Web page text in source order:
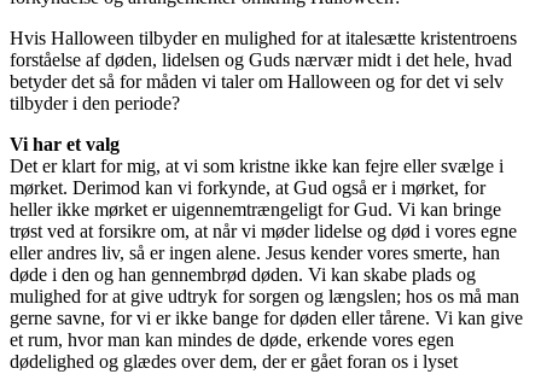
Hvis Halloween tilbyder en mulighed for at italesætte kristentroens
forståelse af døden, lidelsen og Guds nærvær midt i det hele, hvad
betyder det så for måden vi taler om Halloween og for det vi selv
tilbyder i den periode?
Vi har et valg
Det er klart for mig, at vi som kristne ikke kan fejre eller svælge i
mørket. Derimod kan vi forkynde, at Gud også er i mørket, for
heller ikke mørket er uigennemtrængeligt for Gud. Vi kan bringe
trøst ved at forsikre om, at når vi møder lidelse og død i vores egne
eller andres liv, så er ingen alene. Jesus kender vores smerte, han
døde i den og han gennembrød døden. Vi kan skabe plads og
mulighed for at give udtryk for sorgen og længslen; hos os må man
gerne savne, for vi er ikke bange for døden eller tårene. Vi kan give
et rum, hvor man kan mindes de døde, erkende vores egen
dødelighed og glædes over dem, der er gået foran os i lyset